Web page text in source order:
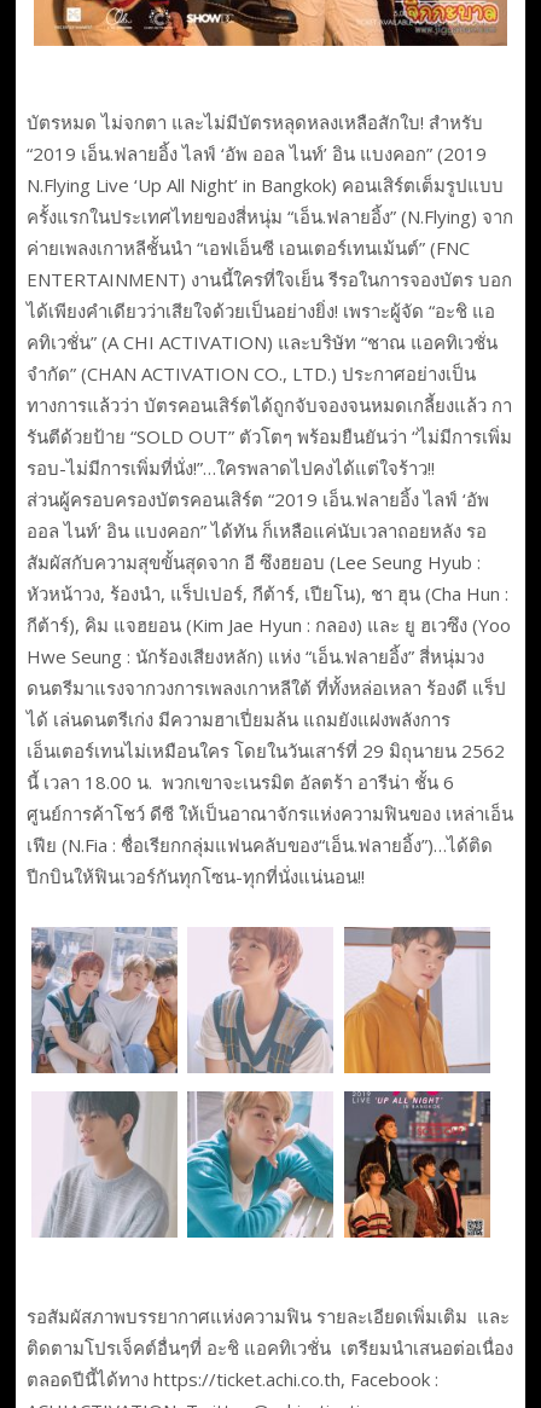
บัตรหมด​ ไม่จกตา​ และไม่มีบัตรหลุดหลงเหลือสักใบ!​ สำหรับ​
“2019 เอ็น.ฟลายอิ้ง ไลฟ์ ‘อัพ ออล ไนท์’ อิน แบงคอก” (2019
N.Flying Live ‘Up All Night’ in Bangkok) คอนเสิร์ตเต็มรูปแบบ
ครั้งแรกในประเทศไทยของสี่หนุ่ม​ “เอ็น.ฟลายอิ้ง” (N.Flying) จาก
ค่ายเพลงเกาหลีชั้นนำ “เอฟเอ็นซี เอนเตอร์เทนเม้นต์” (FNC
ENTERTAINMENT) งานนี้ใครที่ใจเย็น​ รีรอในการจองบัตร บอก
ได้เพียงคำเดียวว่าเสียใจด้วยเป็นอย่างยิ่ง! เพราะผู้จัด “อะชิ แอ
คทิเวชั่น” (A CHI ACTIVATION) และบริษัท “ชาณ แอคทิเวชั่น
จำกัด” (CHAN ACTIVATION CO., LTD.) ประกาศอย่างเป็น
ทางการแล้ว​ว่า​ บัตร​คอนเสิร์ตได้ถูกจับจองจนหมดเกลี้ยงแล้ว​ กา
รันตีด้วยป้าย​ “SOLD​ OUT” ตัวโตๆ​ พร้อมยืนยันว่า​ “ไม่มีการเพิ่ม
รอบ-ไม่มีการเพิ่มที่นั่ง!”…ใครพลาดไปคงได้แต่ใจร้าว!!
ส่วนผู้ครอบครองบัตรคอนเสิร์ต​ “2019 เอ็น.ฟลายอิ้ง ไลฟ์ ‘อัพ
ออล ไนท์’ อิน แบงคอก”​ ได้ทัน​ ก็เหลือแค่นับเวลาถอยหลัง​ รอ
สัมผัสกับความสุขขั้นสุดจาก อี ซึงฮยอบ (Lee Seung Hyub :
หัวหน้าวง, ร้องนำ, แร็ปเปอร์, กีต้าร์, เปียโน), ชา ฮุน (Cha Hun :
กีต้าร์), คิม แจฮยอน (Kim Jae Hyun : กลอง) และ ยู ฮเวซึง (Yoo
Hwe Seung : นักร้องเสียงหลัก) แห่ง​ “เอ็น.ฟลายอิ้ง” สี่หนุ่มวง
ดนตรีมาแรงจากวงการเพลงเกาหลีใต้​ ที่ทั้งหล่อเหลา ร้องดี แร็ป
ได้ เล่นดนตรีเก่ง มีความฮาเปี่ยมล้น แถมยังแฝงพลังการ
เอ็นเตอร์เทนไม่เหมือนใคร​ โดยในวันเสาร์ที่ 29 มิถุนายน 2562​
นี้ เวลา 18.00 น. ​ พวกเขาจะเนรมิต​ อัลตร้า อารีน่า ชั้น 6
ศูนย์การค้าโชว์ ดีซี​​ ให้เป็นอาณาจักรแห่งความฟินของ​ เหล่าเอ็น
เฟีย (N.Fia : ชื่อเรียกกลุ่มแฟนคลับของ“เอ็น.ฟลายอิ้ง”)…ได้ติด
ปีกบินให้ฟินเวอร์กันทุกโซน​-ทุกที่นั่งแน่นอน!!
รอสัมผัสภาพบรรยากาศแห่งความฟิน รายละเอียดเพิ่มเติม ​ และ
ติดตามโปรเจ็คต์อื่นๆ​ที่​ อะชิ แอคทิเวชั่น ​ เตรียมนำเสนอต่อเนื่อง
ตลอดปีนี้​ได้ทาง https://ticket.achi.co.th, Facebook :